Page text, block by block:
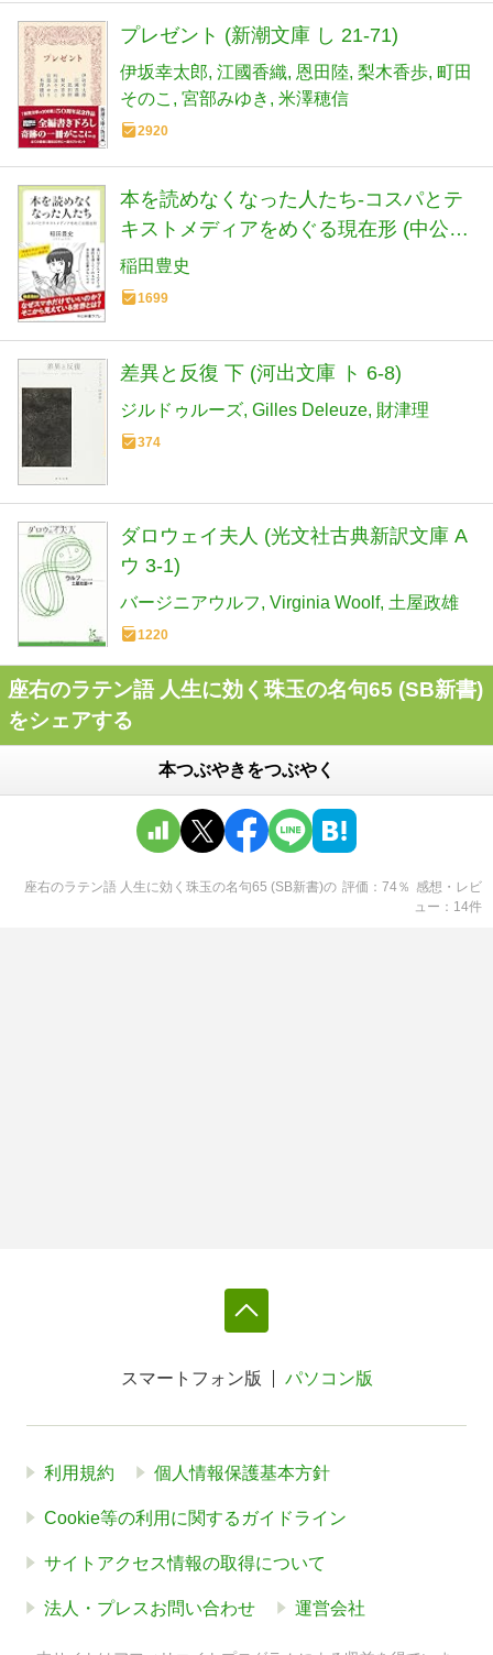
プレゼント (新潮文庫 し 21-71)
伊坂幸太郎 江國香織 恩田陸 梨木香歩 町田
そのこ
宮部みゆき 米澤穂信
2920
本を読めなくなった人たち-コスパとテ
キストメディアをめぐる現在形 (中公新
書ラクレ 861)
稲田豊史
1699
差異と反復 下 (河出文庫 ト 6-8)
ジルドゥルーズ Gilles Deleuze 財津理
374
ダロウェイ夫人 (光文社古典新訳文庫 A
ウ 3-1)
バージニアウルフ Virginia Woolf 土屋政雄
1220
座右のラテン語 人生に効く珠玉の名句65 (SB新書)
をシェアする
本つぶやきをつぶやく
座右のラテン語 人生に効く珠玉の名句65 (SB新書)の 評価 74％ 感想・レビ
ュー
14件
スマートフォン版 パソコン版
利用規約 個人情報保護基本方針
Cookie等の利用に関するガイドライン
サイトアクセス情報の取得について
法人・プレスお問い合わせ 運営会社